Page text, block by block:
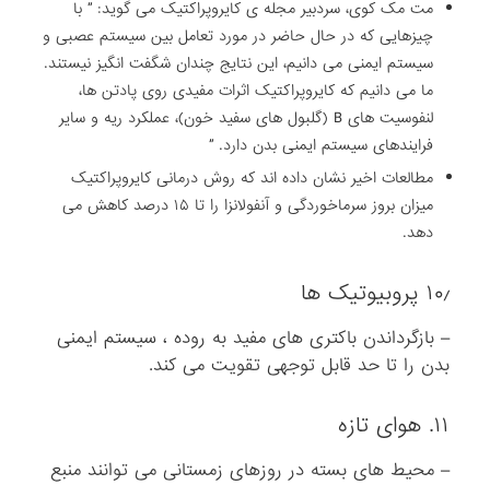
مت مک کوی، سردبیر مجله ی کایروپراکتیک می گوید: ” با
چیزهایی که در حال حاضر در مورد تعامل بین سیستم عصبی و
سیستم ایمنی می دانیم، این نتایج چندان شگفت انگیز نیستند.
ما می دانیم که کایروپراکتیک اثرات مفیدی روی پادتن ها،
لنفوسیت های B (گلبول های سفید خون)، عملکرد ریه و سایر
فرایندهای سیستم ایمنی بدن دارد. ”
مطالعات اخیر نشان داده اند که روش درمانی کایروپراکتیک
میزان بروز سرماخوردگی و آنفولانزا را تا ۱۵ درصد کاهش می
دهد.
۱۰٫ پروبیوتیک ها
– بازگرداندن باکتری های مفید به روده ، سیستم ایمنی
بدن را تا حد قابل توجهی تقویت می کند.
۱۱. هوای تازه
– محیط های بسته در روزهای زمستانی می توانند منبع